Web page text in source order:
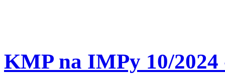
KMP na IMPy 10/2024